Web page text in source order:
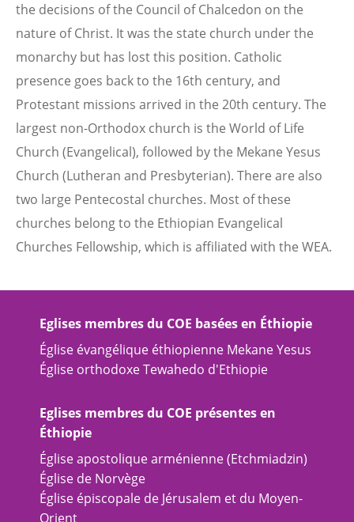
the decisions of the Council of Chalcedon on the
nature of Christ. It was the state church under the
monarchy but has lost this position. Catholic
presence goes back to the 16th century, and
Protestant missions arrived in the 20th century. The
largest non-Orthodox church is the World of Life
Church (Evangelical), followed by the Mekane Yesus
Church (Lutheran and Presbyterian). There are also
two large Pentecostal churches. Most of these
churches belong to the Ethiopian Evangelical
Churches Fellowship, which is affiliated with the WEA.
Eglises membres du COE basées en Éthiopie
Église évangélique éthiopienne Mekane Yesus
Église orthodoxe Tewahedo d'Ethiopie
Eglises membres du COE présentes en
Éthiopie
Église apostolique arménienne (Etchmiadzin)
Église de Norvège
Église épiscopale de Jérusalem et du Moyen-
Orient